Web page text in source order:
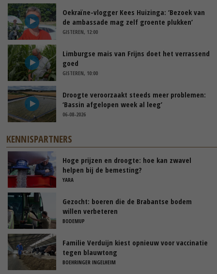
Oekraïne-vlogger Kees Huizinga: ‘Bezoek van
de ambassade mag zelf groente plukken’
GISTEREN, 12:00
Limburgse mais van Frijns doet het verrassend
goed
GISTEREN, 10:00
Droogte veroorzaakt steeds meer problemen:
‘Bassin afgelopen week al leeg’
06-08-2026
KENNISPARTNERS
Hoge prijzen en droogte: hoe kan zwavel
helpen bij de bemesting?
YARA
Gezocht: boeren die de Brabantse bodem
willen verbeteren
BODEMUP
Familie Verduijn kiest opnieuw voor vaccinatie
tegen blauwtong
BOEHRINGER INGELHEIM